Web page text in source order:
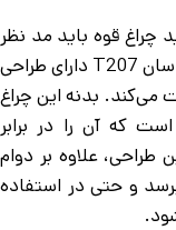
چراغ قوه باید مد نظر
قرار دهید، طراحی آن است. چراغ قوه اسمال سان T207 دارای طراحی
بدنه این چراغ
که آن را در برابر
طراحی، علاوه بر دوام
و حتی در استفاده